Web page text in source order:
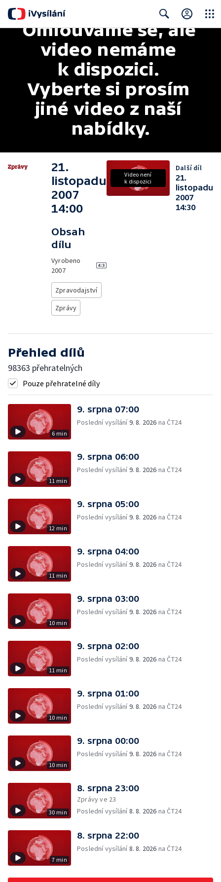
Search
Omlouváme se, ale
video nemáme
k dispozici.
Vyberte si prosím
jiné video z naší
nabídky.
21.
listopadu
2007
14:00
Obsah
dílu
Vyrobeno
2007
Zpravodajství
Zprávy
Video není
k dispozici
Další díl
21.
listopadu
2007
14:30
Přehled dílů
98363 přehratelných
Pouze přehratelné díly
6 min
9. srpna 07:00
Poslední vysílání9. 8. 2026 na ČT24
11 min
9. srpna 06:00
Poslední vysílání9. 8. 2026 na ČT24
12 min
9. srpna 05:00
Poslední vysílání9. 8. 2026 na ČT24
11 min
9. srpna 04:00
Poslední vysílání9. 8. 2026 na ČT24
10 min
9. srpna 03:00
Poslední vysílání9. 8. 2026 na ČT24
11 min
9. srpna 02:00
Poslední vysílání9. 8. 2026 na ČT24
10 min
9. srpna 01:00
Poslední vysílání9. 8. 2026 na ČT24
10 min
9. srpna 00:00
Poslední vysílání9. 8. 2026 na ČT24
30 min
8. srpna 23:00
Zprávy ve 23
Poslední vysílání8. 8. 2026 na ČT24
7 min
8. srpna 22:00
Poslední vysílání8. 8. 2026 na ČT24